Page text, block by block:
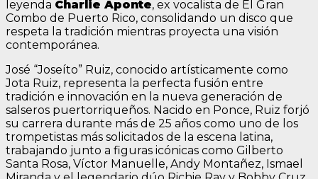
leyenda Charlie Aponte, ex vocalista de El Gran
Combo de Puerto Rico, consolidando un disco que
respeta la tradición mientras proyecta una visión
contemporánea.
José “Joseíto” Ruiz, conocido artísticamente como
Jota Ruiz, representa la perfecta fusión entre
tradición e innovación en la nueva generación de
salseros puertorriqueños. Nacido en Ponce, Ruiz forjó
su carrera durante más de 25 años como uno de los
trompetistas más solicitados de la escena latina,
trabajando junto a figuras icónicas como Gilberto
Santa Rosa, Víctor Manuelle, Andy Montañez, Ismael